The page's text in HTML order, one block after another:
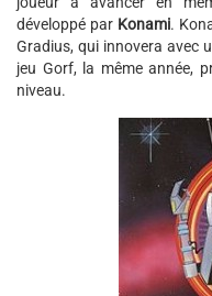
développé par Konami.
Gradius, qui innovera avec
jeu Gorf, la même année,
niveau.